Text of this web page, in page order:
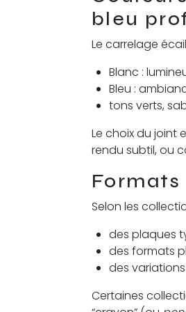
bleu
Le carrelage
Blanc :
Bleu :
tons verts,
Le choix du joint
rendu subtil, ou
Selon les
des plaques
des formats
des
Certaines